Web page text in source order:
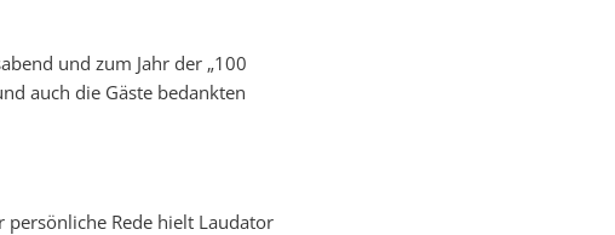
und zum Jahr der „100
auch die Gäste bedankten
persönliche Rede hielt Laudator